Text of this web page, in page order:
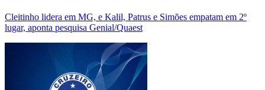
Cleitinho lidera em MG, e Kalil, Patrus e Simões empatam em 2º
lugar, aponta pesquisa Genial/Quaest